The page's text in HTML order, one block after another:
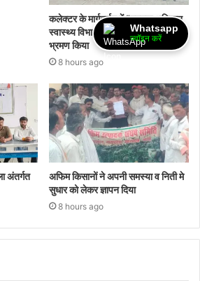
कलेक्टर के मार्गदर्शन में “दस्तक अभियान,‌
स्वास्थ्य विभाग की टीमों द्वारा घर-घर
भ्रमण किया
8 hours ago
अंतर्गत
अफिम किसानों ने अपनी समस्या व निती मे
सुधार को लेकर ज्ञापन दिया
8 hours ago
Whatsapp
ज्वॉइन करें